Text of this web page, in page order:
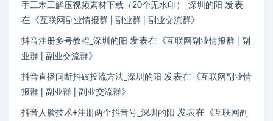
手工木工解压视频素材下载（20个无水印）_深圳的阳 发表
在《互联网副业情报群 | 副业群 | 副业交流群》
抖音注册多号教程_深圳的阳 发表在《互联网副业情报群 | 副
业群 | 副业交流群》
抖音直播间断抖破投流方法_深圳的阳 发表在《互联网副业情
报群 | 副业群 | 副业交流群》
抖音人脸技术+注册两个抖音号_深圳的阳 发表在《互联网副